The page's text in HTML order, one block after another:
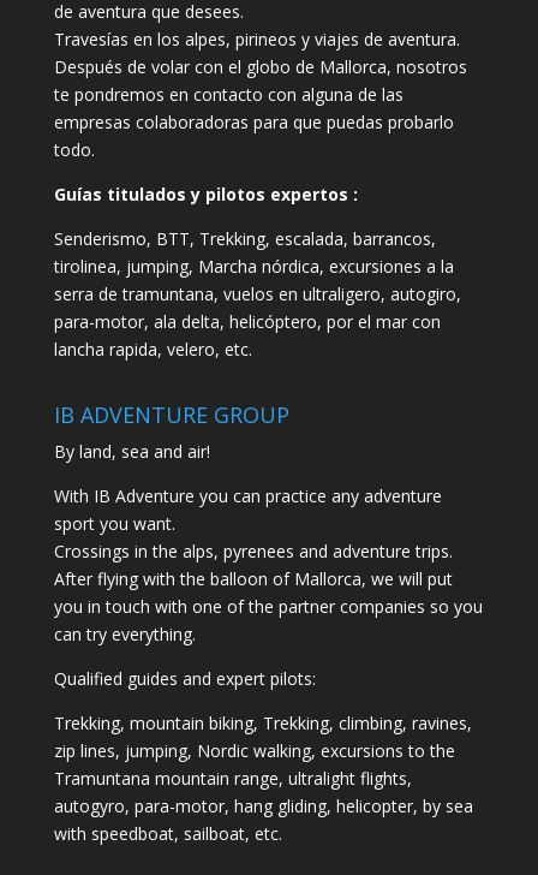
de aventura que desees.
Travesías en los alpes, pirineos y viajes de aventura.
Después de volar con el globo de Mallorca, nosotros
te pondremos en contacto con alguna de las
empresas colaboradoras para que puedas probarlo
todo.
Guías titulados y pilotos expertos :
Senderismo, BTT, Trekking, escalada, barrancos,
tirolinea, jumping, Marcha nórdica, excursiones a la
serra de tramuntana, vuelos en ultraligero, autogiro,
para-motor, ala delta, helicóptero, por el mar con
lancha rapida, velero, etc.
IB ADVENTURE GROUP
By land, sea and air!
With IB Adventure you can practice any adventure
sport you want.
Crossings in the alps, pyrenees and adventure trips.
After flying with the balloon of Mallorca, we will put
you in touch with one of the partner companies so you
can try everything.
Qualified guides and expert pilots:
Trekking, mountain biking, Trekking, climbing, ravines,
zip lines, jumping, Nordic walking, excursions to the
Tramuntana mountain range, ultralight flights,
autogyro, para-motor, hang gliding, helicopter, by sea
with speedboat, sailboat, etc.